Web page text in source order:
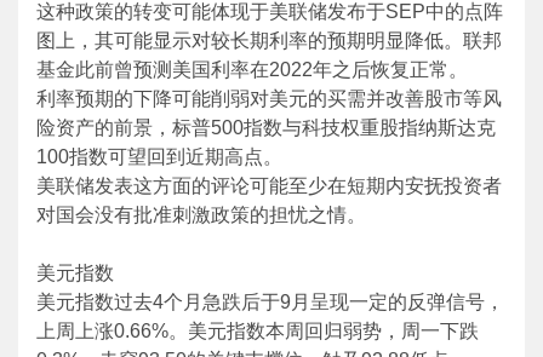
这种政策的转变可能体现于美联储发布于SEP中的点阵
图上，其可能显示对较长期利率的预期明显降低。联邦
基金此前曾预测美国利率在2022年之后恢复正常。
利率预期的下降可能削弱对美元的买需并改善股市等风
险资产的前景，标普500指数与科技权重股指纳斯达克
100指数可望回到近期高点。
美联储发表这方面的评论可能至少在短期内安抚投资者
对国会没有批准刺激政策的担忧之情。
美元指数
美元指数过去4个月急跌后于9月呈现一定的反弹信号，
上周上涨0.66%。美元指数本周回归弱势，周一下跌